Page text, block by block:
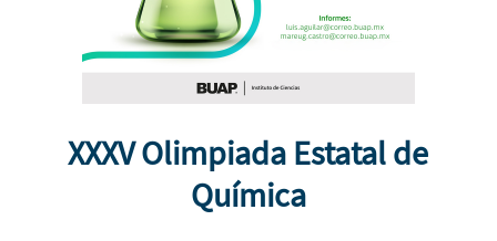
XXXV Olimpiada Estatal de
Química